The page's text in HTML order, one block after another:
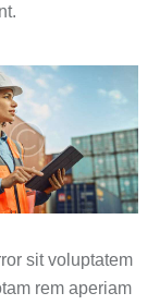
sit voluptatem
rem aperiam